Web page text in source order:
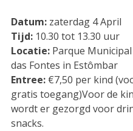
Datum: zaterdag 4 April
Tijd: 10.30 tot 13.30 uur
Locatie: Parque
das Fontes in Estômbar
Entree: €7,50 per kind
gratis toegang)Voor de
wordt er gezorgd voor
snacks.